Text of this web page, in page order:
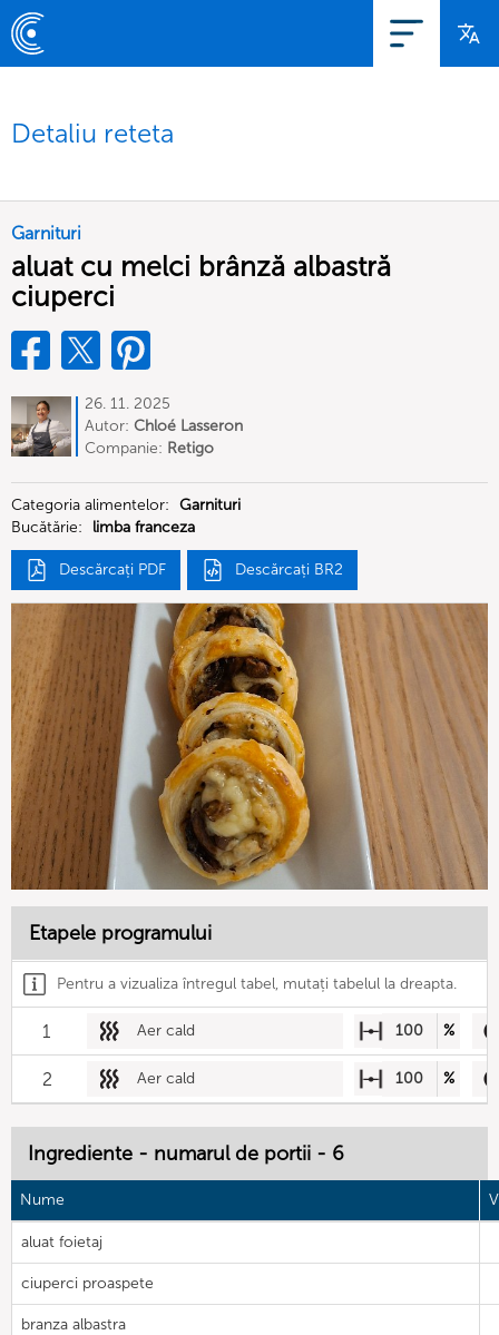
Detaliu reteta
Garnituri
aluat cu melci brânză albastră
ciuperci
26. 11. 2025
Autor: Chloé Lasseron
Companie: Retigo
Categoria alimentelor: Garnituri
Bucătărie:
limba franceza
Descărcați PDF Descărcați BR2
Etapele programului
Pentru a vizualiza întregul tabel, mutați tabelul la dreapta.
1 Aer cald 100 %
2 Aer cald 100 %
Ingrediente - numarul de portii - 6
Nume
aluat foietaj
ciuperci proaspete
branza albastra